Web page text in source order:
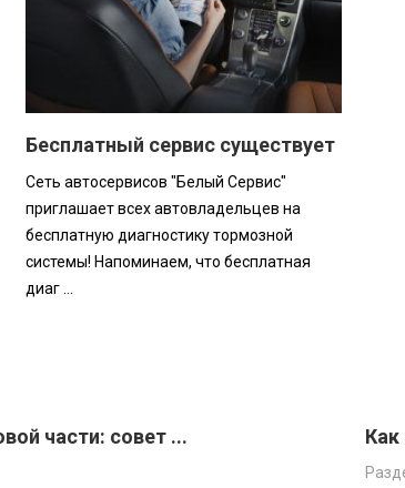
Бесплатный сервис существует
Сеть автосервисов "Белый Сервис"
приглашает всех автовладельцев на
бесплатную диагностику тормозной
системы! Напоминаем, что бесплатная
диаг ...
части: совет ... Как